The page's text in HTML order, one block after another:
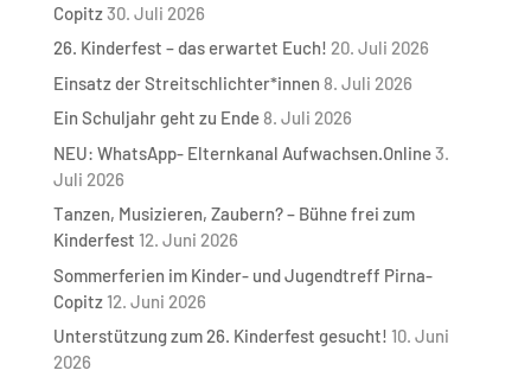
Copitz30. Juli 2026
26. Kinderfest – das erwartet Euch! 20. Juli 2026
Einsatz der Streitschlichter*innen 8. Juli 2026
Ein Schuljahr geht zu Ende 8. Juli 2026
NEU: WhatsApp- Elternkanal Aufwachsen.Online3.
Juli 2026
Tanzen, Musizieren, Zaubern? – Bühne frei zum
Kinderfest 12. Juni 2026
Sommerferien im Kinder- und Jugendtreff Pirna-
Copitz12. Juni 2026
Unterstützung zum 26. Kinderfest gesucht! 10. Juni
2026